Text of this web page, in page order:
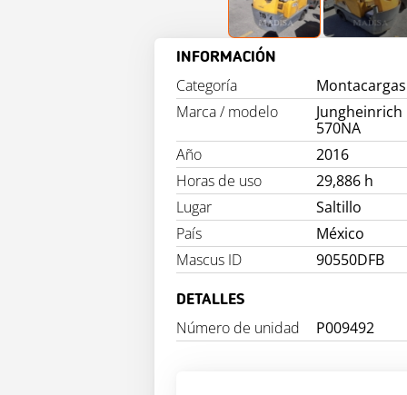
INFORMACIÓN
Categoría
Marca / modelo
Jungheinrich
570NA
Año
2016
Horas de uso
29,886 h
Lugar
Saltillo
País
México
Mascus ID
90550DFB
DETALLES
Número de unidad P009492